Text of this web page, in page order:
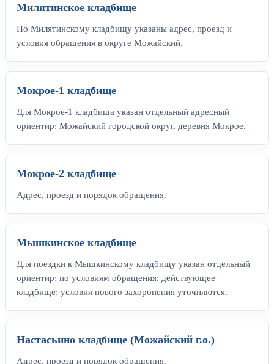
Милятинское кладбище
По Милятинскому кладбищу указаны адрес, проезд и
условия обращения в округе Можайский.
Мокрое-1 кладбище
Для Мокрое-1 кладбища указан отдельный адресный
ориентир: Можайский городской округ, деревня Мокрое.
Мокрое-2 кладбище
Адрес, проезд и порядок обращения.
Мышкинское кладбище
Для поездки к Мышкинскому кладбищу указан отдельный
ориентир; по условиям обращения: действующее
кладбище; условия нового захоронения уточняются.
Настасьино кладбище (Можайский г.о.)
Адрес, проезд и порядок обращения.